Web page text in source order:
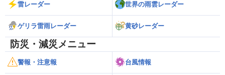
雷レーダー 世界の雨雲レーダー
ゲリラ雷雨レーダー 黄砂レーダー
防災・減災メニュー
警報・注意報 台風情報